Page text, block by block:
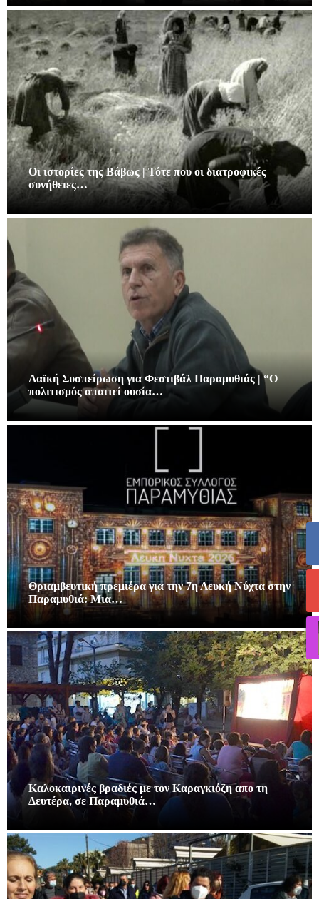
Οι ιστορίες της Βάβως | Τότε που οι διατροφικές
συνήθειες…
Λαϊκή Συσπείρωση για Φεστιβάλ Παραμυθιάς | “Ο
πολιτισμός απαιτεί ουσία…
Θριαμβευτική πρεμιέρα για την 7η Λευκή Νύχτα στην
Παραμυθιά: Μια…
Καλοκαιρινές βραδιές με τον Καραγκιόζη απο τη
Δευτέρα, σε Παραμυθιά…